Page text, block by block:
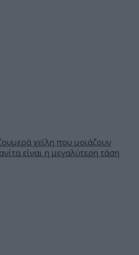
χείλη που μοιάζουν
είναι η μεγαλύτερη τάση